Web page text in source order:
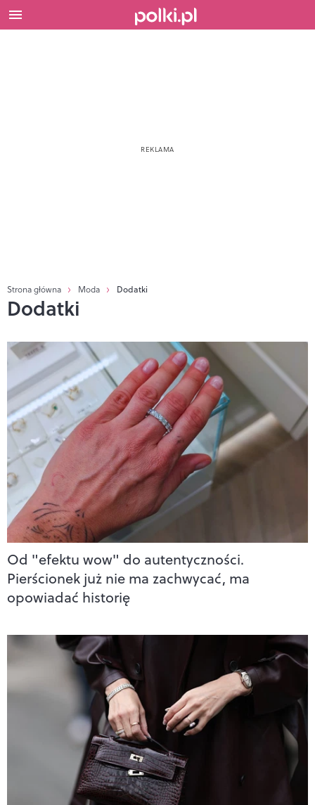
Strona główna Moda Dodatki
Dodatki
Od "efektu wow" do autentyczności.
Pierścionek już nie ma zachwycać, ma
opowiadać historię